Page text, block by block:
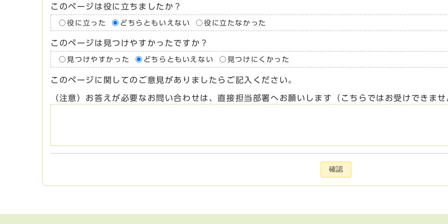
このページは役に立ちましたか？
役に立った どちらともいえない 役に立たなかった
このページは見つけやすかったですか？
見つけやすかった どちらともいえない 見つけにくかった
このページに関してのご意見がありましたらご記入ください。
（注意）お答えが必要なお問い合わせは、直接担当部署へお願いします（こちらではお受けできま
確認